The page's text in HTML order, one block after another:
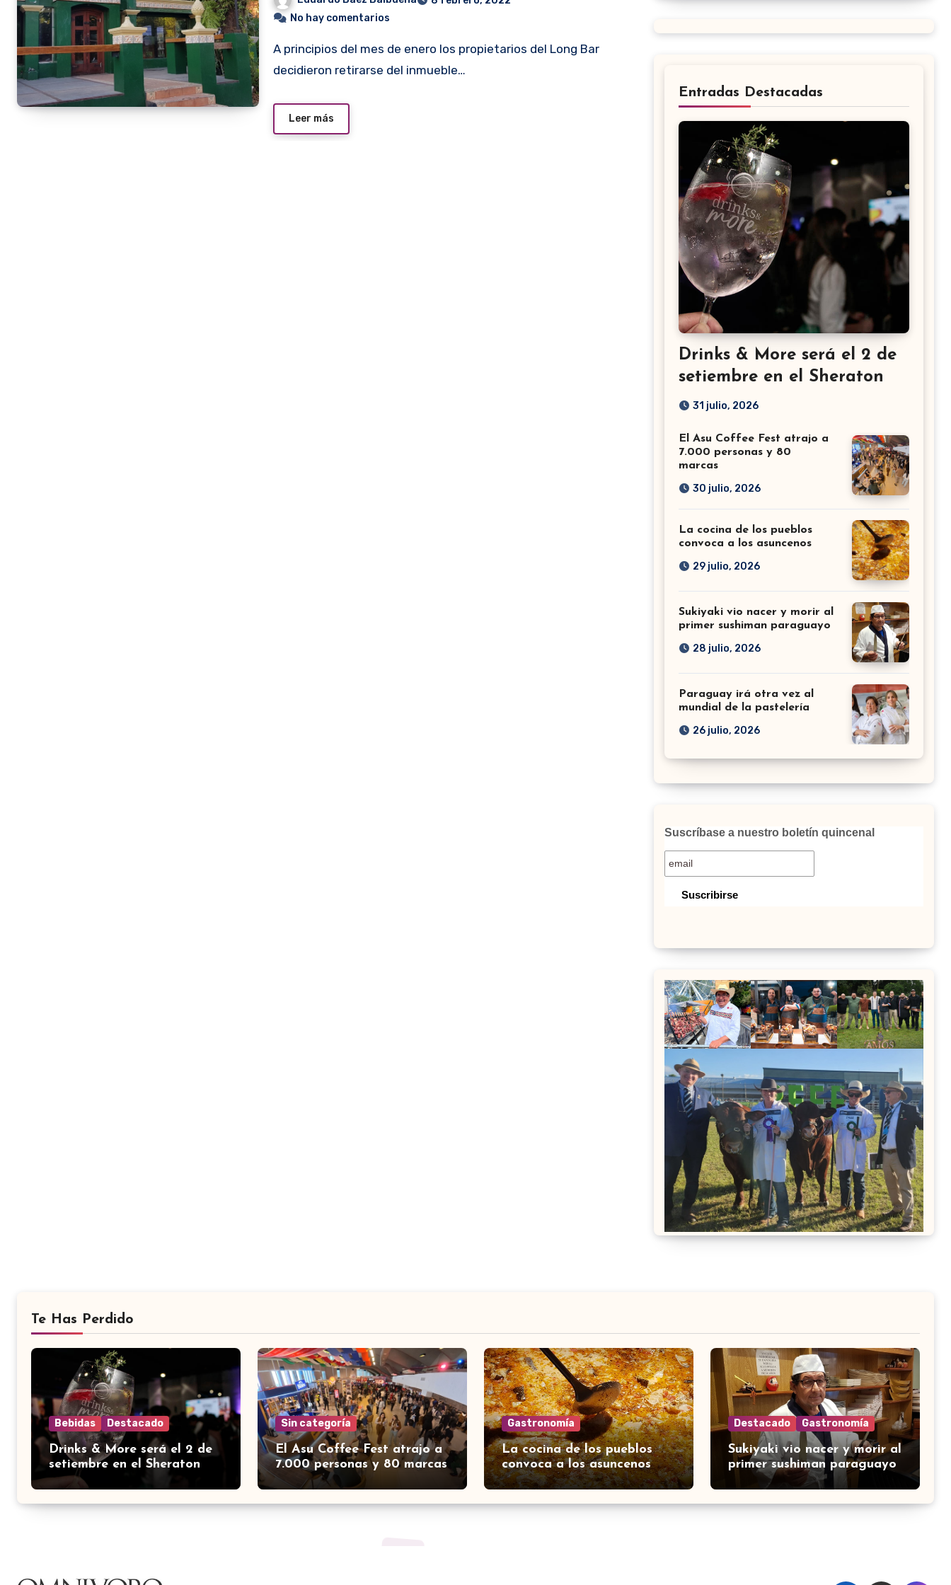
No hay comentarios
A principios del mes de enero los propietarios del Long Bar
decidieron retirarse del inmueble…
Leer más
Entradas Destacadas
Drinks & More será el 2 de
setiembre en el Sheraton
31 julio, 2026
El Asu Coffee Fest atrajo a
7.000 personas y 80
marcas
30 julio, 2026
La cocina de los pueblos
convoca a los asuncenos
29 julio, 2026
Sukiyaki vio nacer y morir al
primer sushiman paraguayo
28 julio, 2026
Paraguay irá otra vez al
mundial de la pastelería
26 julio, 2026
Suscríbase a nuestro boletín quincenal
Te Has Perdido
Bebidas Destacado
Drinks & More será el 2 de
setiembre en el Sheraton
Sin categoría
El Asu Coffee Fest atrajo a
7.000 personas y 80 marcas
Gastronomía
La cocina de los pueblos
convoca a los asuncenos
Destacado Gastronomía
Sukiyaki vio nacer y morir al
primer sushiman paraguayo